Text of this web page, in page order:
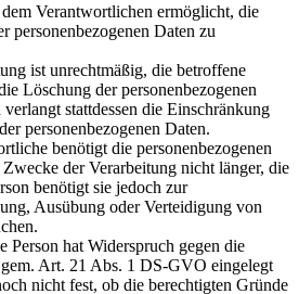
dem Verantwortlichen ermöglicht, die
personenbezogenen Daten zu
ist unrechtmäßig, die betroffene
Löschung der personenbezogenen
stattdessen die Einschränkung
personenbezogenen Daten.
benötigt die personenbezogenen
der Verarbeitung nicht länger, die
benötigt sie jedoch zur
Ausübung oder Verteidigung von
Person hat Widerspruch gegen die
Art. 21 Abs. 1 DS-GVO eingelegt
nicht fest, ob die berechtigten Gründe